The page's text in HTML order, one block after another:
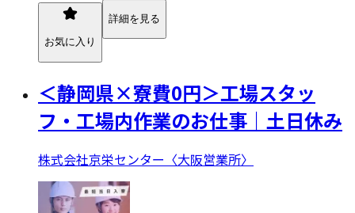
お気に入り
詳細を見る
＜静岡県×寮費0円＞工場スタッ
フ・工場内作業のお仕事｜土日休み
株式会社京栄センター〈大阪営業所〉